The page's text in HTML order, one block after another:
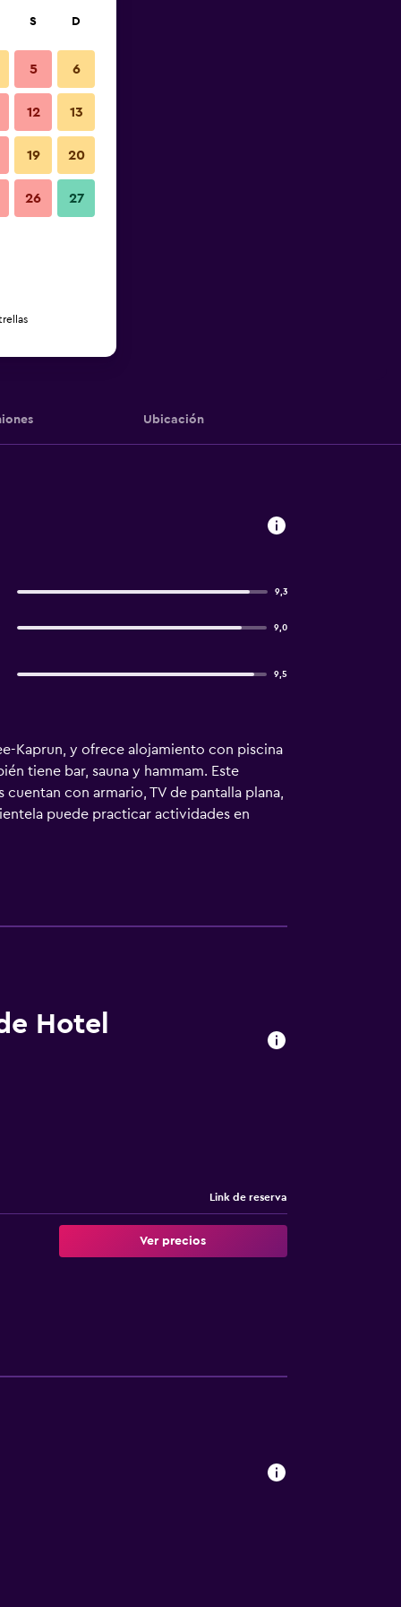
Ubicación
9,3
9,0
9,5
Kaprun, y ofrece alojamiento con piscina
tiene bar, sauna y hammam. Este
con armario, TV de pantalla plana,
puede practicar actividades en
Hotel
Link de reserva
Ver precios
S D
5 6
12 13
19 20
26 27